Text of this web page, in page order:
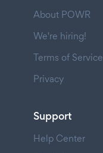
About POWR
We're hiring!
Terms of Service
Privacy
Support
Help Center